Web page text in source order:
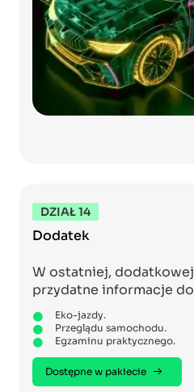
DZIAŁ 14
Dodatek
W ostatniej,
przydatne informacje
Eko-jazdy.
Przeglądu samochodu.
Egzaminu praktycznego.
Dostępne w pakiecie